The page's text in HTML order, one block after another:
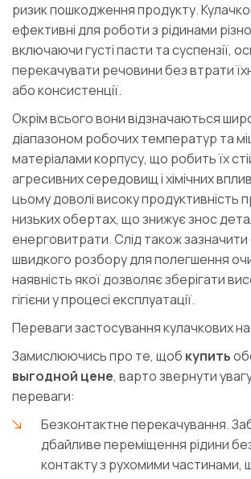
ризик пошкодження продукту.
ефективні для роботи з рідинами
включаючи густі пасти та суспензії,
перекачувати речовини без втрати
або консистенції.
Окрім всього вони відзначаються
діапазоном робочих температур та
матеріалами корпусу, що робить їх
агресивних середовищ і хімічних
цьому доволі високу продуктивність
низьких обертах, що знижує знос
енерговитрати. Слід також
швидкого розбору для полегшення
наявність якої дозволяє зберігати
гігієни у процесі експлуатації.
Переваги застосування кулачкових
Замислюючись про те, щоб купить
выгодной цене, варто звернути
переваги:
Безконтактне перекачування.
дбайливе переміщення рідини
контакту з рухомими частинами,